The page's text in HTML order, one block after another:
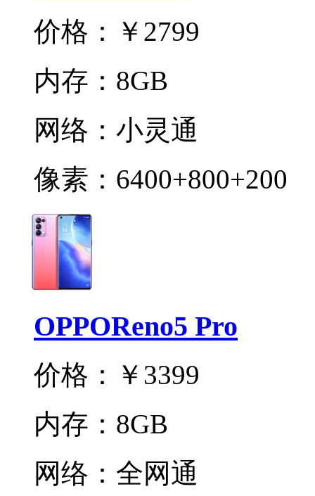
价格：
￥2799
内存： 8GB
网络： 小灵通
像素： 6400+800+200
OPPOReno5 Pro
价格：
￥3399
内存： 8GB
网络： 全网通